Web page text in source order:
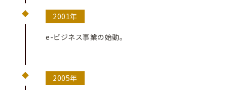
2001年
e-ビジネス事業の始動。
2005年